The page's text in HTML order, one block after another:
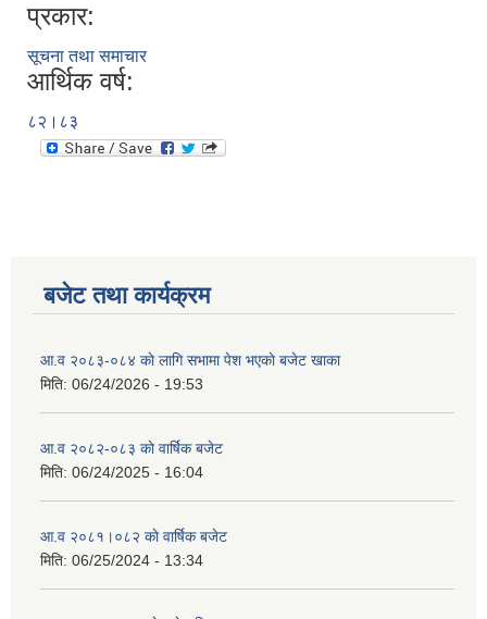
प्रकार:
सूचना तथा समाचार
आर्थिक वर्ष:
८२।८३
बजेट तथा कार्यक्रम
आ.व २०८३-०८४ काे लागि सभामा पेश भएकाे बजेट खाका
मिति: 06/24/2026 - 19:53
आ.व २०८२-०८३ काे वार्षिक बजेट
मिति: 06/24/2025 - 16:04
आ.व २०८१।०८२ काे वार्षिक बजेट
मिति: 06/25/2024 - 13:34